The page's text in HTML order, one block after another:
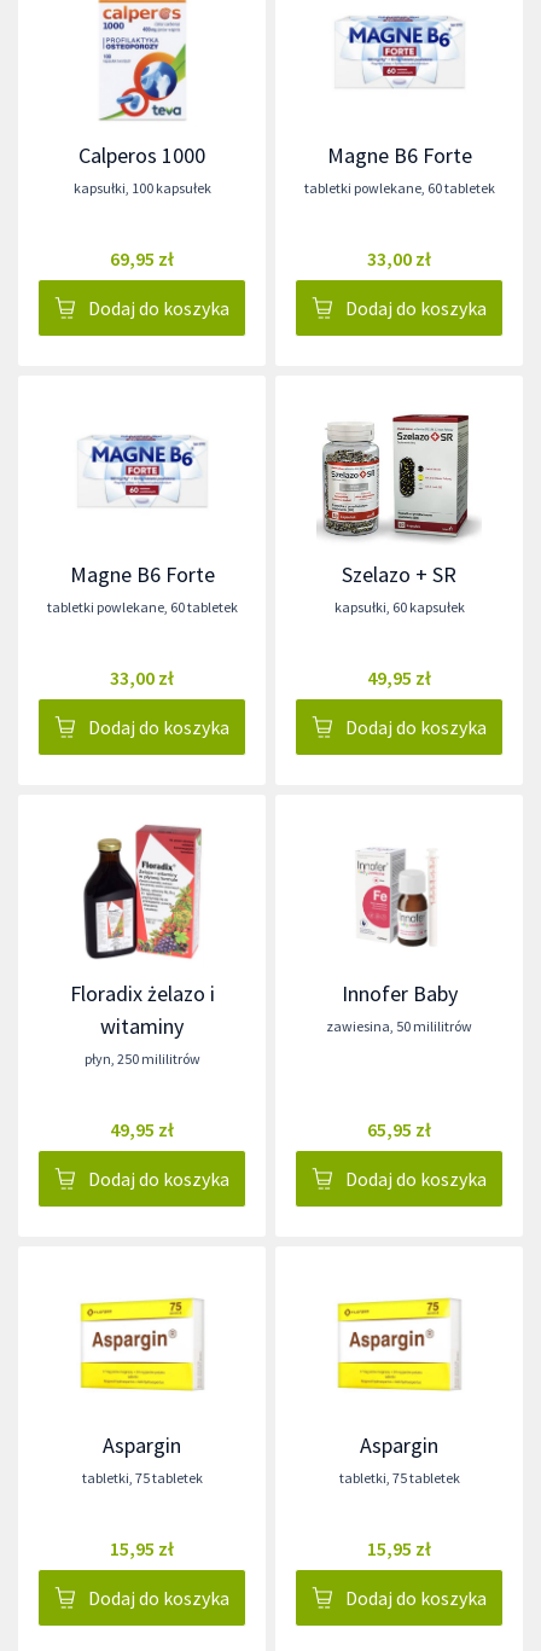
Calperos 1000
kapsułki, 100 kapsułek
69,95 zł
Dodaj do koszyka
Magne B6 Forte
tabletki powlekane, 60 tabletek
33,00 zł
Dodaj do koszyka
Magne B6 Forte
tabletki powlekane, 60 tabletek
33,00 zł
Dodaj do koszyka
Szelazo + SR
kapsułki, 60 kapsułek
49,95 zł
Dodaj do koszyka
Floradix żelazo i
witaminy
płyn, 250 mililitrów
49,95 zł
Dodaj do koszyka
Innofer Baby
zawiesina, 50 mililitrów
65,95 zł
Dodaj do koszyka
Aspargin
tabletki, 75 tabletek
15,95 zł
Dodaj do koszyka
Aspargin
tabletki, 75 tabletek
15,95 zł
Dodaj do koszyka